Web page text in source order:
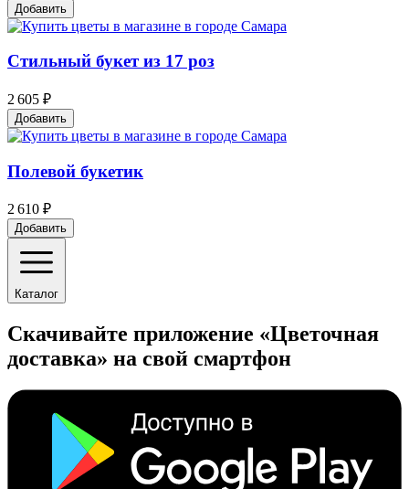
Добавить
Стильный букет из 17 роз
2 605 ₽
Добавить
Полевой букетик
2 610 ₽
Добавить
Каталог
Скачивайте приложение «Цветочная
доставка» на свой смартфон